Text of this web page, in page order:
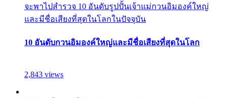
จะพาไปสำรวจ 10 อันดับรูปปั้นเจ้าแม่กวนอิมองค์ใหญ่
และมีชื่อเสียงที่สุดในโลกในปัจจุบัน
10 อันดับกวนอิมองค์ใหญ่และมีชื่อเสียงที่สุดในโลก
2,843 views